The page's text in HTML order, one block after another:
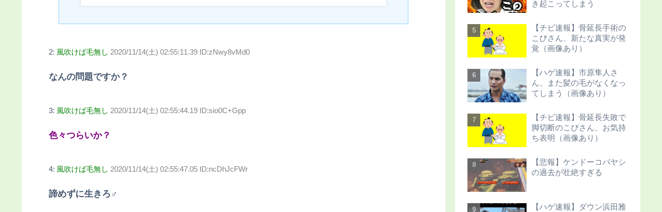
2: 風吹けば毛無し 2020/11/14(土) 02:55:11.39 ID:zNwy8vMd0
なんの問題ですか？
3: 風吹けば毛無し 2020/11/14(土) 02:55:44.19 ID:sio0C+Gpp
色々つらいか？
4: 風吹けば毛無し 2020/11/14(土) 02:55:47.05 ID:ncDhJcFWr
諦めずに生きろ♂
き起こってしまう
【チビ速報】骨延長手術の
こびさん、新たな真実が発
覚（画像あり）
【ハゲ速報】市原隼人さ
ん、また髪の毛がなくなっ
てしまう（画像あり）
【チビ速報】骨延長失敗で
脚切断のこびさん、お気持
ち表明（画像あり）
【悲報】ケンドーコバヤシ
の過去が壮絶すぎる
【ハゲ速報】ダウン浜田雅